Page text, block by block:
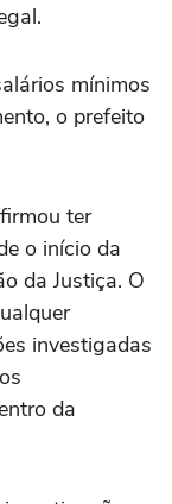
mínimos
o prefeito
ter
o início da
da Justiça. O
investigadas
da